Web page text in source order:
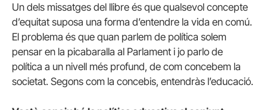
Un dels missatges del llibre és que qualsevol concepte
d’equitat suposa una forma d’entendre la vida en comú.
El problema és que quan parlem de política solem
pensar en la picabaralla al Parlament i jo parlo de
política a un nivell més profund, de com concebem la
societat. Segons com la concebis, entendràs l’educació.